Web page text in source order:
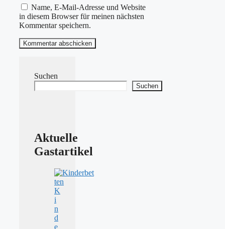
Name, E-Mail-Adresse und Website
in diesem Browser für meinen nächsten
Kommentar speichern.
Suchen
Suchen
Aktuelle
Gastartikel
K
i
n
d
e